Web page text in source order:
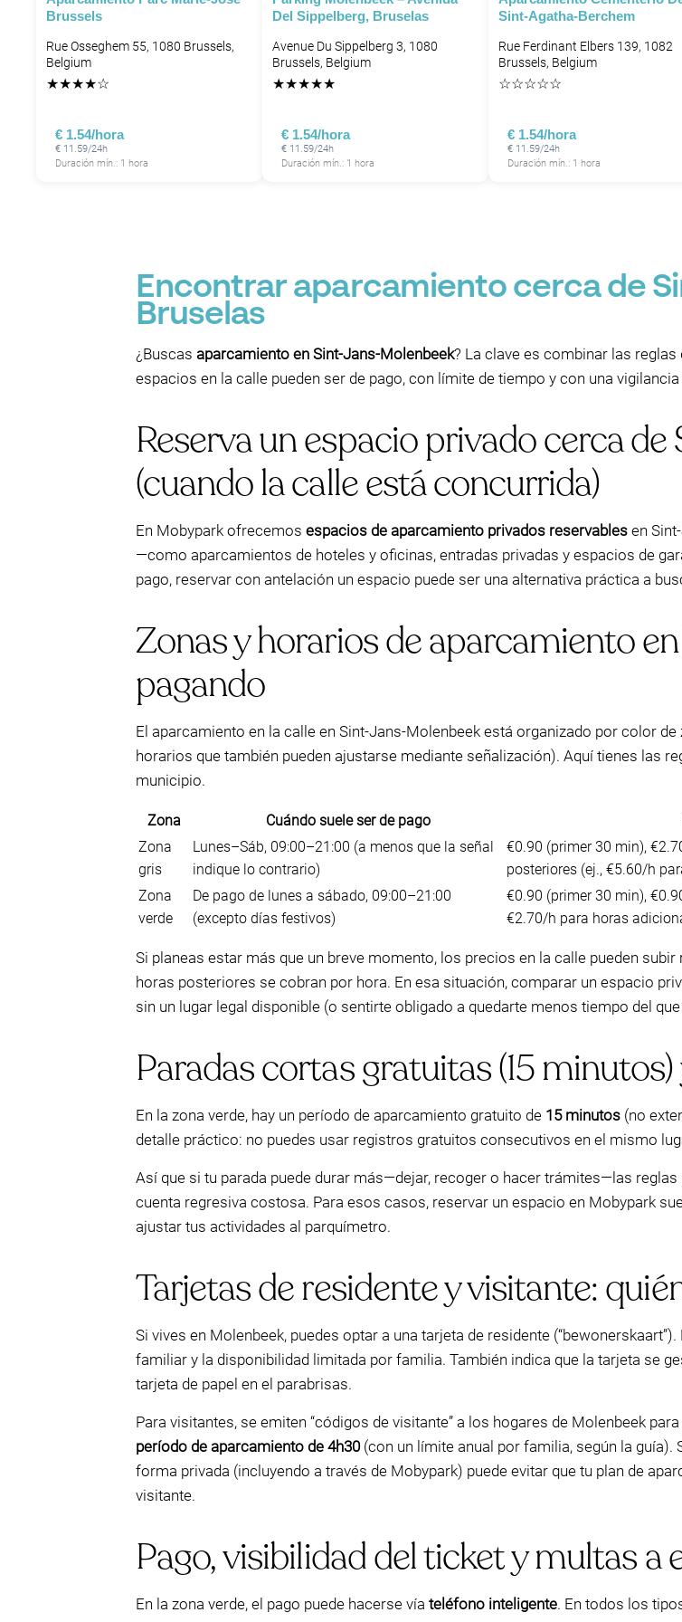
P
Brussels
Rue Osseghem 55, 1080 Brussels,
Belgium
★★★★☆
€ 1.54/hora
€ 11.59/24h
Duración mín.: 1 hora
Del Sippelberg, Bruselas
Avenue Du Sippelberg 3, 1080
Brussels, Belgium
★★★★★
€ 1.54/hora
€ 11.59/24h
Duración mín.: 1 hora
Sint-Agatha-Berchem
Rue Ferdinant Elbers 139, 1082
Brussels, Belgium
☆☆☆☆☆
€ 1.54/hora
€ 11.59/24h
Duración mín.: 1 hora
Encontrar aparcamiento cerca de
Bruselas
¿Buscas aparcamiento en Sint-Jans-Molenbeek? La clave es combinar las
espacios en la calle pueden ser de pago, con límite de tiempo y con una
Reserva un espacio privado cerca
(cuando la calle está concurrida)
En Mobypark ofrecemos espacios de aparcamiento privados reservables en
—como aparcamientos de hoteles y oficinas, entradas privadas y espacios de
pago, reservar con antelación un espacio puede ser una alternativa práctica a
Zonas y horarios de aparcamiento
pagando
El aparcamiento en la calle en Sint-Jans-Molenbeek está organizado por color
horarios que también pueden ajustarse mediante señalización). Aquí tienes las
municipio.
Zona Cuándo suele ser de pago
Zona
gris
Lunes–Sáb, 09:00–21:00 (a menos que la señal
indique lo contrario)
€0.90 (primer 30 min),
posteriores (ej., €5.60/h
Zona
verde
De pago de lunes a sábado, 09:00–21:00
(excepto días festivos)
€0.90 (primer 30 min),
€2.70/h para horas
Si planeas estar más que un breve momento, los precios en la calle pueden
horas posteriores se cobran por hora. En esa situación, comparar un espacio
sin un lugar legal disponible (o sentirte obligado a quedarte menos tiempo del
Paradas cortas gratuitas (15
En la zona verde, hay un período de aparcamiento gratuito de 15 minutos (no
detalle práctico: no puedes usar registros gratuitos consecutivos en el mismo
Así que si tu parada puede durar más—dejar, recoger o hacer trámites—las
cuenta regresiva costosa. Para esos casos, reservar un espacio en Mobypark
ajustar tus actividades al parquímetro.
Tarjetas de residente y visitante:
Si vives en Molenbeek, puedes optar a una tarjeta de residente
familiar y la disponibilidad limitada por familia. También indica que la tarjeta se
tarjeta de papel en el parabrisas.
Para visitantes, se emiten “códigos de visitante” a los hogares de Molenbeek
período de aparcamiento de 4h30(con un límite anual por familia, según la guía).
forma privada (incluyendo a través de Mobypark) puede evitar que tu plan de
visitante.
Pago, visibilidad del ticket y multas a
En la zona verde, el pago puede hacerse vía teléfono inteligente. En todos los